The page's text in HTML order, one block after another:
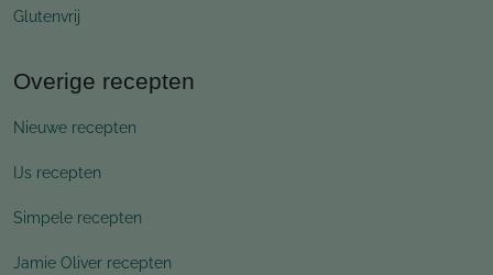
Glutenvrij
Overige recepten
Nieuwe recepten
IJs recepten
Simpele recepten
Jamie Oliver recepten